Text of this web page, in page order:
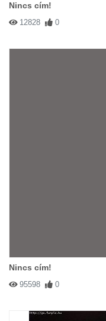
Nincs cím!
12828 0
Nincs cím!
95598 0